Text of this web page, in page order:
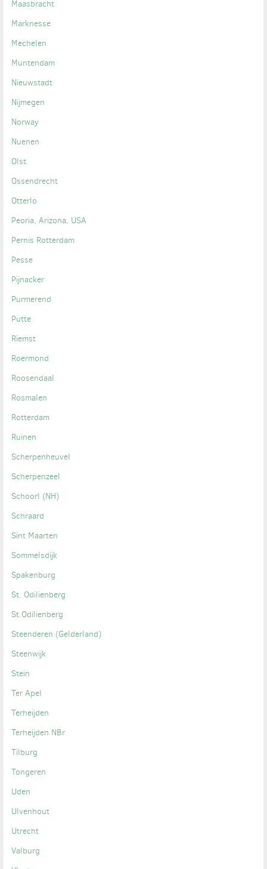
Maasbracht
Marknesse
Mechelen
Muntendam
Nieuwstadt
Nijmegen
Norway
Nuenen
Olst
Ossendrecht
Otterlo
Peoria, Arizona, USA
Pernis Rotterdam
Pesse
Pijnacker
Purmerend
Putte
Riemst
Roermond
Roosendaal
Rosmalen
Rotterdam
Ruinen
Scherpenheuvel
Scherpenzeel
Schoorl (NH)
Schraard
Sint Maarten
Sommelsdijk
Spakenburg
St. Odilienberg
St.Odilienberg
Steenderen (Gelderland)
Steenwijk
Stein
Ter Apel
Terheijden
Terheijden NBr
Tilburg
Tongeren
Uden
Ulvenhout
Utrecht
Valburg